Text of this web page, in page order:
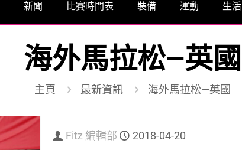
新聞 比賽時間表 裝備 運動 生活
海外馬拉松—英國
主頁 最新資訊 海外馬拉松—英國
Fitz 編輯部 2018-04-20